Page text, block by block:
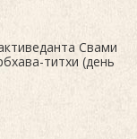
Свами
титхи (день